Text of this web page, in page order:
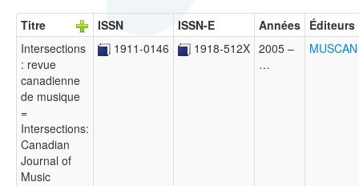
Titre ISSN ISSN-E Années Éditeurs
Intersections
: revue
canadienne
de musique
=
Intersections:
Canadian
Journal of
Music
1911-0146 1918-512X 2005 –
…
MUSCAN